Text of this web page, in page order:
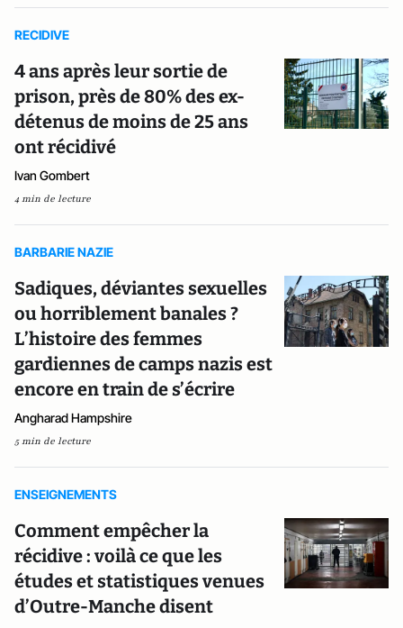
RECIDIVE
4 ans après leur sortie de
prison, près de 80% des ex-
détenus de moins de 25 ans
ont récidivé
Ivan Gombert
4 min de lecture
BARBARIE NAZIE
Sadiques, déviantes sexuelles
ou horriblement banales ?
L’histoire des femmes
gardiennes de camps nazis est
encore en train de s’écrire
Angharad Hampshire
5 min de lecture
ENSEIGNEMENTS
Comment empêcher la
récidive : voilà ce que les
études et statistiques venues
d’Outre-Manche disent